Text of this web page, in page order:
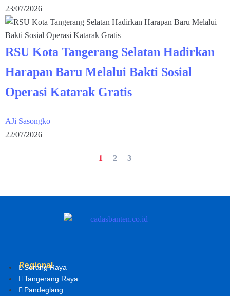
23/07/2026
RSU Kota Tangerang Selatan Hadirkan
Harapan Baru Melalui Bakti Sosial
Operasi Katarak Gratis
AJi Sasongko
22/07/2026
1 2 3
Regional
Serang Raya
Tangerang Raya
Pandeglang